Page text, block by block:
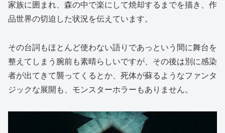
家族に囲まれ、森の中で楽にして焼却するまでを描き、作
品世界の切迫した状況を伝えています。
その台詞もほとんど使わない語りであっという間に舞台を
整えてしまう腕前も素晴らしいですが、その後は別に感染
者が出てきて襲ってくるとか、死体が蘇るようなファンタ
ジックな展開も、モンスターホラーもありません。